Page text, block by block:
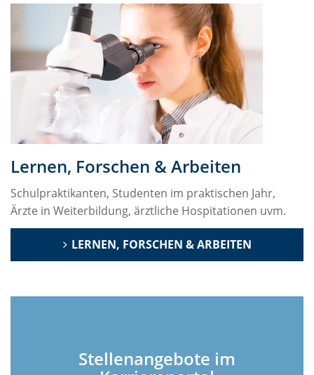
Lernen, Forschen & Arbeiten
Schulpraktikanten, Studenten im praktischen Jahr,
Ärzte in Weiterbildung, ärztliche Hospitationen uvm.
LERNEN, FORSCHEN & ARBEITEN
Stellenangebote im